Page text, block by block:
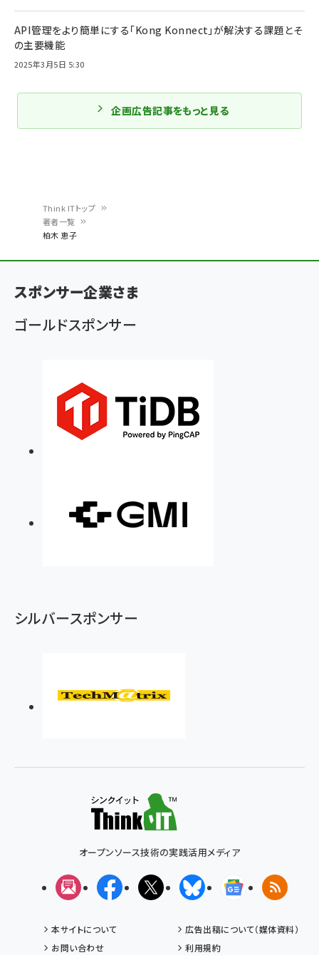
ン
く
ず
Think ITトップ
著者一覧
柏木 恵子
API管理をより簡単にする「Kong Konnect」が解決する課題とそ
の主要機能
2025年3月5日 5:30
企画広告記事をもっと見る
スポンサー企業さま
ゴールドスポンサー
シルバースポンサー
オープンソース技術の実践活用メディア
メルマガFacebookX(エックス)BlueskyGoogleニュ
RSS
本サイトについて
広告出稿について（媒体資料）
お問い合わせ
利用規約